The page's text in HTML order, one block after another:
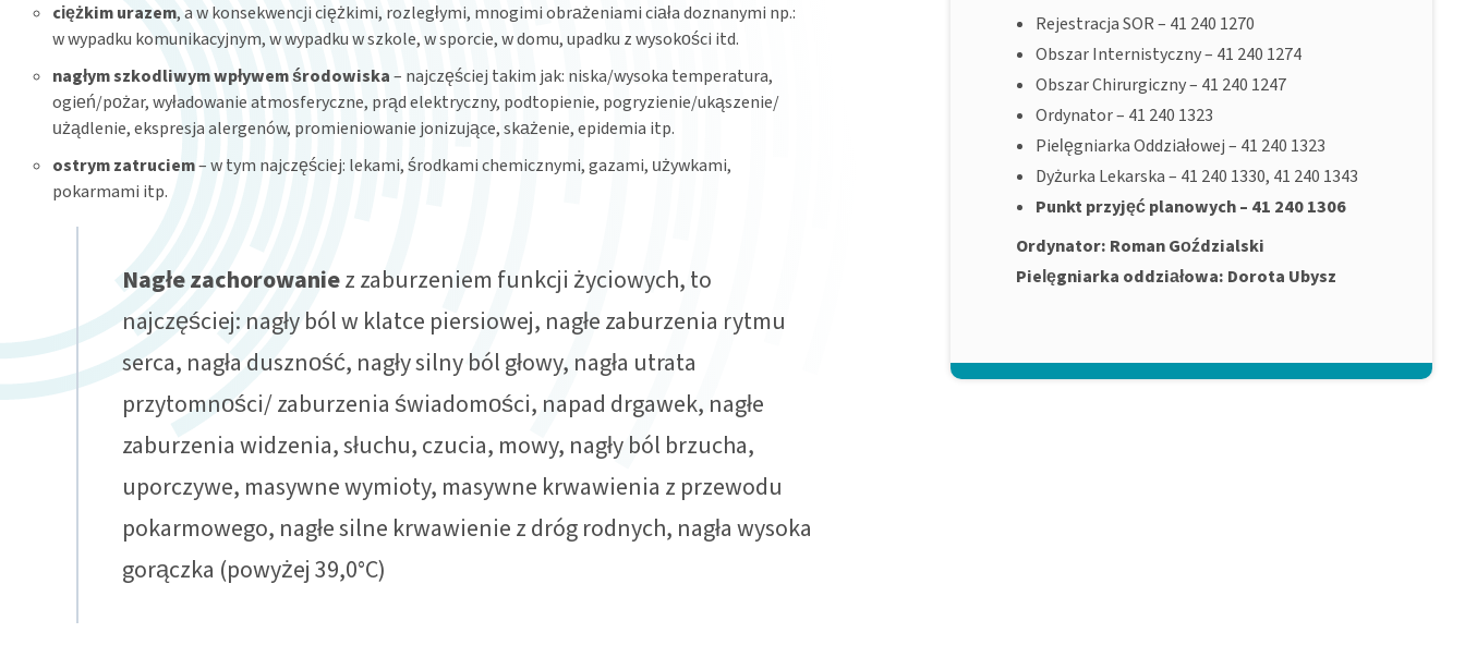
ciężkim urazem, a w konsekwencji ciężkimi, rozległymi, mnogimi obrażeniami ciała doznanymi np.:
w wypadku komunikacyjnym, w wypadku w szkole, w sporcie, w domu, upadku z wysokości itd.
nagłym szkodliwym wpływem środowiska– najczęściej takim jak: niska/wysoka temperatura,
ogień/pożar, wyładowanie atmosferyczne, prąd elektryczny, podtopienie, pogryzienie/ukąszenie/
użądlenie, ekspresja alergenów, promieniowanie jonizujące, skażenie, epidemia itp.
ostrym zatruciem– w tym najczęściej: lekami, środkami chemicznymi, gazami, używkami,
pokarmami itp.
Nagłe zachorowaniez zaburzeniem funkcji życiowych, to
najczęściej: nagły ból w klatce piersiowej, nagłe zaburzenia rytmu
serca, nagła duszność, nagły silny ból głowy, nagła utrata
przytomności/ zaburzenia świadomości, napad drgawek, nagłe
zaburzenia widzenia, słuchu, czucia, mowy, nagły ból brzucha,
uporczywe, masywne wymioty, masywne krwawienia z przewodu
pokarmowego, nagłe silne krwawienie z dróg rodnych, nagła wysoka
gorączka (powyżej 39,0°C)
Rejestracja SOR – 41 240 1270
Obszar Internistyczny – 41 240 1274
Obszar Chirurgiczny – 41 240 1247
Ordynator – 41 240 1323
Pielęgniarka Oddziałowej – 41 240 1323
Dyżurka Lekarska – 41 240 1330, 41 240 1343
Punkt przyjęć planowych – 41 240 1306
Ordynator: Roman Goździalski
Pielęgniarka oddziałowa: Dorota Ubysz